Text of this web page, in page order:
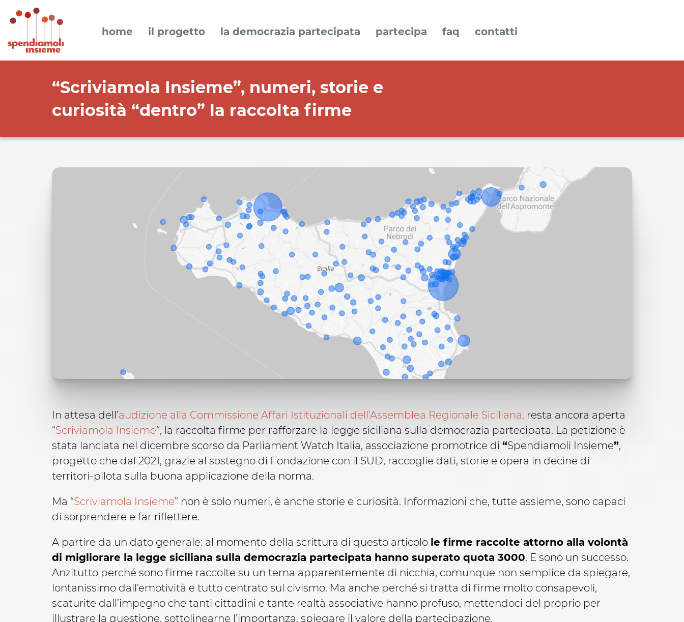
home il progetto la democrazia partecipata partecipa faq contatti
“Scriviamola Insieme”, numeri, storie e
curiosità “dentro” la raccolta firme
In attesa dell’audizione alla Commissione Affari Istituzionali dell’Assemblea Regionale Siciliana, resta ancora aperta
“Scriviamola Insieme“, la raccolta firme per rafforzare la legge siciliana sulla democrazia partecipata. La petizione è
stata lanciata nel dicembre scorso da Parliament Watch Italia, associazione promotrice di “Spendiamoli Insieme”,
progetto che dal 2021, grazie al sostegno di Fondazione con il SUD, raccoglie dati, storie e opera in decine di
territori-pilota sulla buona applicazione della norma.
Ma “Scriviamola Insieme” non è solo numeri, è anche storie e curiosità. Informazioni che, tutte assieme, sono capaci
di sorprendere e far riflettere.
A partire da un dato generale: al momento della scrittura di questo articolo le firme raccolte attorno alla volontà
di migliorare la legge siciliana sulla democrazia partecipata hanno superato quota 3000. E sono un successo.
Anzitutto perché sono firme raccolte su un tema apparentemente di nicchia, comunque non semplice da spiegare,
lontanissimo dall’emotività e tutto centrato sul civismo. Ma anche perché si tratta di firme molto consapevoli,
scaturite dall’impegno che tanti cittadini e tante realtà associative hanno profuso, mettendoci del proprio per
illustrare la questione, sottolinearne l’importanza, spiegare il valore della partecipazione.